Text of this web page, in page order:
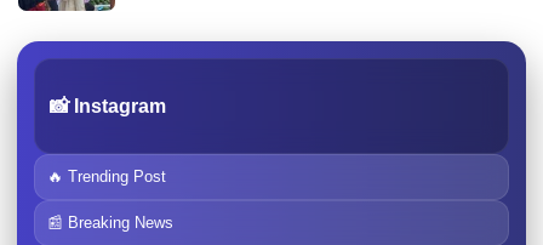
📸 Instagram
🔥 Trending Post
📰 Breaking News